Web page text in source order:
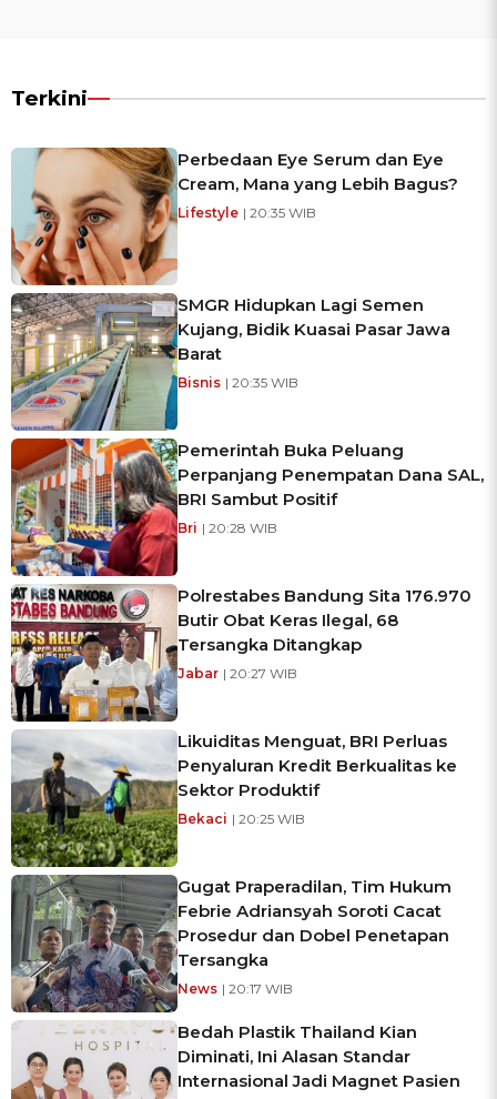
Terkini
Perbedaan Eye Serum dan Eye
Cream, Mana yang Lebih Bagus?
Lifestyle | 20:35 WIB
SMGR Hidupkan Lagi Semen
Kujang, Bidik Kuasai Pasar Jawa
Barat
Bisnis | 20:35 WIB
Pemerintah Buka Peluang
Perpanjang Penempatan Dana SAL,
BRI Sambut Positif
Bri | 20:28 WIB
Polrestabes Bandung Sita 176.970
Butir Obat Keras Ilegal, 68
Tersangka Ditangkap
Jabar | 20:27 WIB
Likuiditas Menguat, BRI Perluas
Penyaluran Kredit Berkualitas ke
Sektor Produktif
Bekaci | 20:25 WIB
Gugat Praperadilan, Tim Hukum
Febrie Adriansyah Soroti Cacat
Prosedur dan Dobel Penetapan
Tersangka
News | 20:17 WIB
Bedah Plastik Thailand Kian
Diminati, Ini Alasan Standar
Internasional Jadi Magnet Pasien